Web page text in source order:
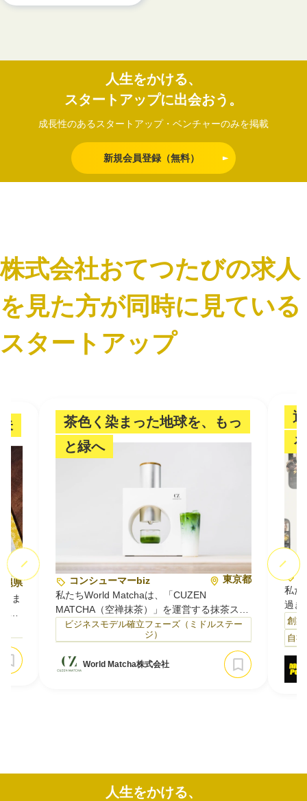
人生をかける、
スタートアップに出会おう。
成長性のあるスタートアップ・ベンチャーのみを掲載
新規会員登録（無料）
株式会社おてつたびの求人
を見た方が同時に見ている
スタートアップ
縄県
ま
し
。
茶色く染まった地球を、もっ
と緑へ
コンシューマーbiz
東京都
私たちWorld Matchaは、「CUZEN
MATCHA（空禅抹茶）」を運営する抹茶スタ
ートアップです。飲料メーカーで10年以上ペ
ットボトル飲料の開発に携わってきた創業者
が「挽きたて抹茶の美味しさを、コーヒーの
ように簡単に家庭へ届けたい」という思いか
ビジネスモデル確立フェーズ（ミドルステー
ジ）
World Matcha株式会社
る
私た
過ぎ
日
プロ
主力
く
創業
自
人生をかける、